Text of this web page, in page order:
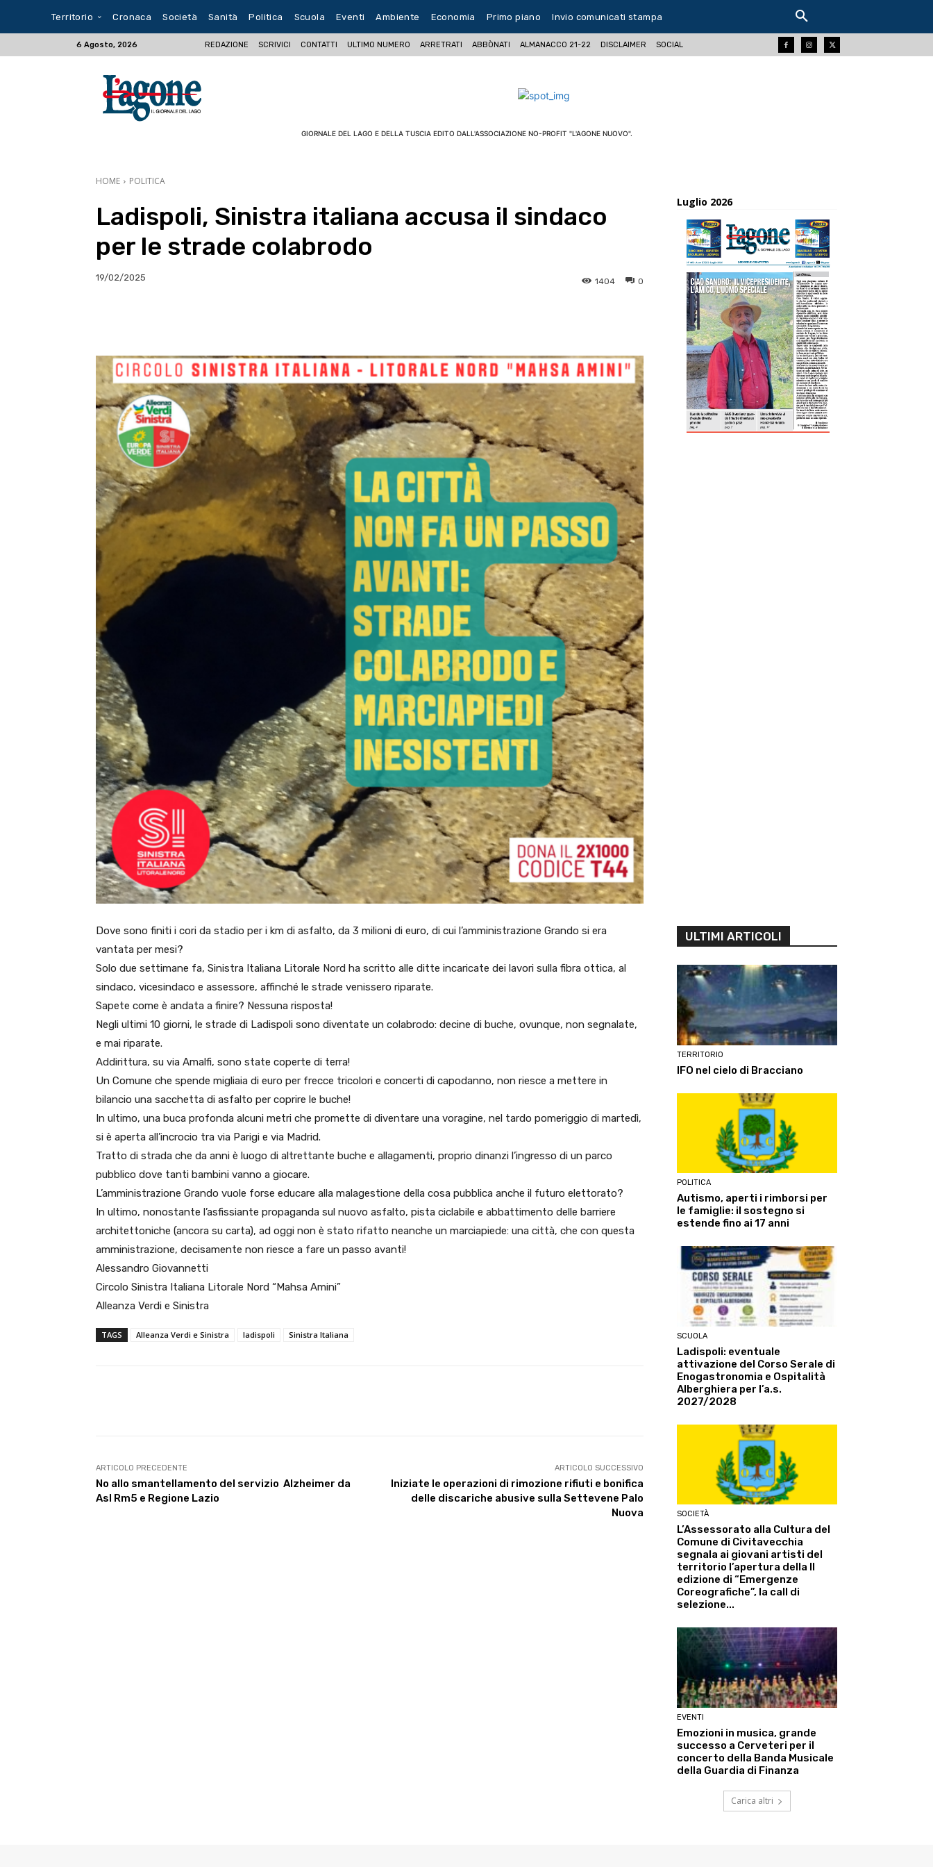
Territorio Cronaca Società Sanità Politica Scuola Eventi Ambiente Economia Primo piano Invio comunicati stampa
6 Agosto, 2026 REDAZIONE SCRIVICI CONTATTI ULTIMO NUMERO ARRETRATI ABBÒNATI ALMANACCO 21-22 DISCLAIMER SOCIAL
GIORNALE DEL LAGO E DELLA TUSCIA EDITO DALL'ASSOCIAZIONE NO-PROFIT "L'AGONE NUOVO".
HOME POLITICA
Ladispoli, Sinistra italiana accusa il sindaco
per le strade colabrodo
19/02/2025 0
1404
Tumblr Telegram
Dove sono finiti i cori da stadio per i km di asfalto, da 3 milioni di euro, di cui l’amministrazione Grando si era
vantata per mesi?
Solo due settimane fa, Sinistra Italiana Litorale Nord ha scritto alle ditte incaricate dei lavori sulla fibra ottica, al
sindaco, vicesindaco e assessore, affinché le strade venissero riparate.
Sapete come è andata a finire? Nessuna risposta!
Negli ultimi 10 giorni, le strade di Ladispoli sono diventate un colabrodo: decine di buche, ovunque, non segnalate,
e mai riparate.
Addirittura, su via Amalfi, sono state coperte di terra!
Un Comune che spende migliaia di euro per frecce tricolori e concerti di capodanno, non riesce a mettere in
bilancio una sacchetta di asfalto per coprire le buche!
In ultimo, una buca profonda alcuni metri che promette di diventare una voragine, nel tardo pomeriggio di martedì,
si è aperta all’incrocio tra via Parigi e via Madrid.
Tratto di strada che da anni è luogo di altrettante buche e allagamenti, proprio dinanzi l’ingresso di un parco
pubblico dove tanti bambini vanno a giocare.
L’amministrazione Grando vuole forse educare alla malagestione della cosa pubblica anche il futuro elettorato?
In ultimo, nonostante l’asfissiante propaganda sul nuovo asfalto, pista ciclabile e abbattimento delle barriere
architettoniche (ancora su carta), ad oggi non è stato rifatto neanche un marciapiede: una città, che con questa
amministrazione, decisamente non riesce a fare un passo avanti!
Alessandro Giovannetti
Circolo Sinistra Italiana Litorale Nord “Mahsa Amini”
Alleanza Verdi e Sinistra
TAGS Alleanza Verdi e Sinistra ladispoli Sinistra Italiana
Linkedin
ARTICOLO PRECEDENTE
No allo smantellamento del servizio Alzheimer da
Asl Rm5 e Regione Lazio
ARTICOLO SUCCESSIVO
Iniziate le operazioni di rimozione rifiuti e bonifica
delle discariche abusive sulla Settevene Palo
Nuova
Luglio 2026
ULTIMI ARTICOLI
TERRITORIO
IFO nel cielo di Bracciano
POLITICA
Autismo, aperti i rimborsi per
le famiglie: il sostegno si
estende fino ai 17 anni
SCUOLA
Ladispoli: eventuale
attivazione del Corso Serale di
Enogastronomia e Ospitalità
Alberghiera per l’a.s.
2027/2028
SOCIETÀ
L’Assessorato alla Cultura del
Comune di Civitavecchia
segnala ai giovani artisti del
territorio l’apertura della II
edizione di “Emergenze
Coreografiche”, la call di
selezione...
EVENTI
Emozioni in musica, grande
successo a Cerveteri per il
concerto della Banda Musicale
della Guardia di Finanza
Carica altri